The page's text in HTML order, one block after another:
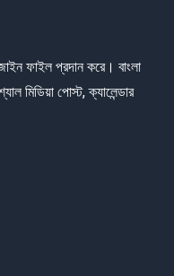
ফাইল প্রদান করে। বাংলা
মিডিয়া পোস্ট, ক্যালেন্ডার